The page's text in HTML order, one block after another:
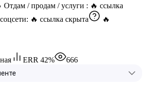
Отдам / продам / услуги : 🔥 ссылка
🔥 ссылка скрыта 🔥
ERR 42% 666